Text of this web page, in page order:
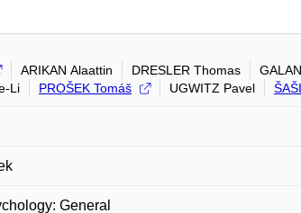
ARIKAN Alaattin DRESLER Thomas
Li PROŠEK Tomáš UGWITZ Pavel
General